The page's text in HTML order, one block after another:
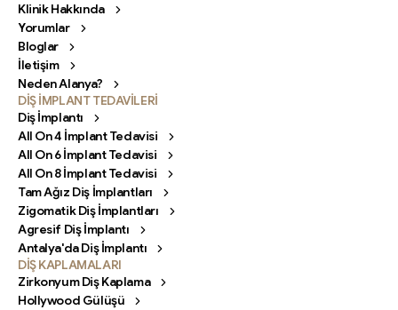
Klinik Hakkında
Yorumlar
Bloglar
İletişim
Neden Alanya?
DİŞ İMPLANT TEDAVİLERİ
Diş İmplantı
All On 4 İmplant Tedavisi
All On 6 İmplant Tedavisi
All On 8 İmplant Tedavisi
Tam Ağız Diş İmplantları
Zigomatik Diş İmplantları
Agresif Diş İmplantı
Antalya'da Diş İmplantı
DİŞ KAPLAMALARI
Zirkonyum Diş Kaplama
Hollywood Gülüşü